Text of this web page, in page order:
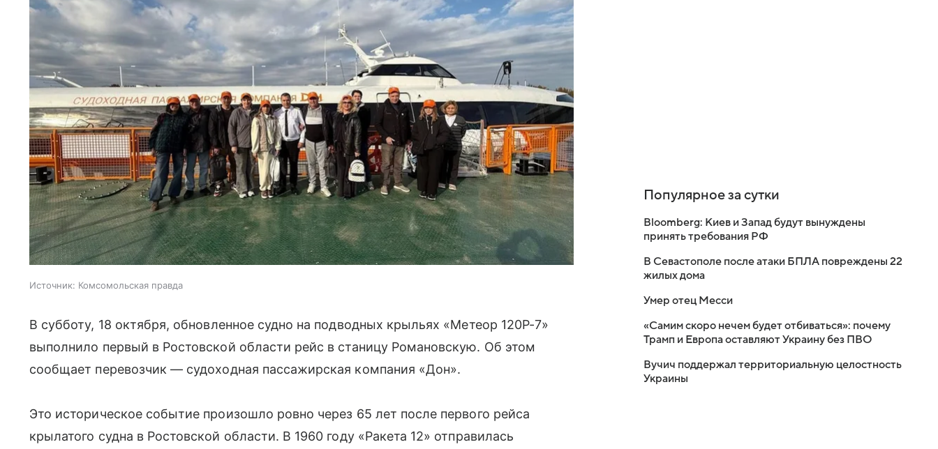
Источник: Комсомольская правда
В субботу, 18 октября, обновленное судно на подводных крыльях «Метеор 120Р-7»
выполнило первый в Ростовской области рейс в станицу Романовскую. Об этом
сообщает перевозчик — судоходная пассажирская компания «Дон».
Это историческое событие произошло ровно через 65 лет после первого рейса
крылатого судна в Ростовской области. В 1960 году «Ракета 12» отправилась
Популярное за сутки
Bloomberg: Киев и Запад будут вынуждены
принять требования РФ
В Севастополе после атаки БПЛА повреждены 22
жилых дома
Умер отец Месси
«Самим скоро нечем будет отбиваться»: почему
Трамп и Европа оставляют Украину без ПВО
Вучич поддержал территориальную целостность
Украины